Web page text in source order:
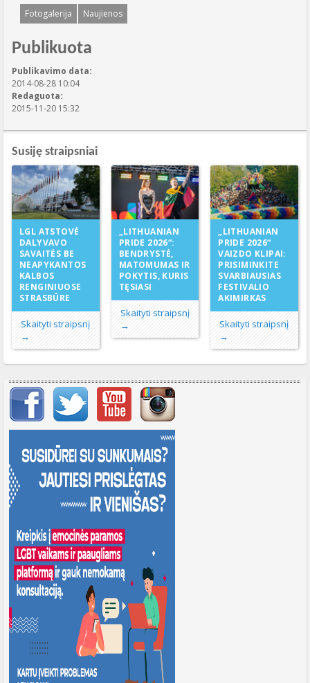
Fotogalerija Naujienos
Publikuota
Publikavimo data:
2014-08-28 10:04
Redaguota:
2015-11-20 15:32
Susiję straipsniai
LGL ATSTOVĖ
DALYVAVO
SAVAITĖS BE
NEAPYKANTOS
KALBOS
RENGINIUOSE
STRASBŪRE
Skaityti straipsnį
→
„LITHUANIAN
PRIDE 2026“:
BENDRYSTĖ,
MATOMUMAS IR
POKYTIS, KURIS
TĘSIASI
Skaityti straipsnį
→
„LITHUANIAN
PRIDE 2026“
VAIZDO KLIPAI:
PRISIMINKITE
SVARBIAUSIAS
FESTIVALIO
AKIMIRKAS
Skaityti straipsnį
→
Svarbių įrašų meniu